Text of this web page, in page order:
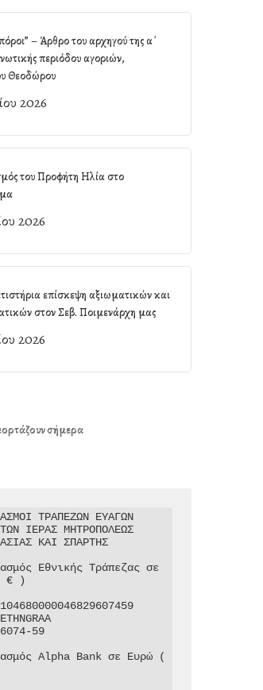
– Άρθρο του αρχηγού της α΄
περιόδου αγοριών,
Θεοδώρου
2026
του Προφήτη Ηλία στο
2026
επίσκεψη αξιωματικών και
στον Σεβ. Ποιμενάρχη μας
2026
σήμερα
ΤΡΑΠΕΖΩΝ ΕΥΑΓΩΝ
ΙΕΡΑΣ ΜΗΤΡΟΠΟΛΕΩΣ
ΚΑΙ ΣΠΑΡΤΗΣ
Εθνικής Τράπεζας σε
€ )
59
Alpha Bank σε Ευρώ (